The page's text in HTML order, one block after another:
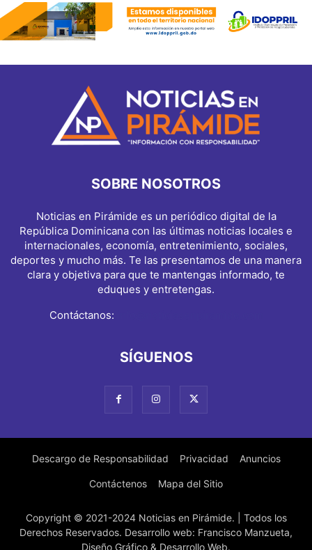
SOBRE NOSOTROS
Noticias en Pirámide es un periódico digital de la
República Dominicana con las últimas noticias locales e
internacionales, economía, entretenimiento, sociales,
deportes y mucho más. Te las presentamos de una manera
clara y objetiva para que te mantengas informado, te
eduques y entretengas.
Contáctanos:
SÍGUENOS
Descargo de Responsabilidad Privacidad Anuncios
Contáctenos Mapa del Sitio
Copyright © 2021-2024 Noticias en Pirámide. | Todos los
Derechos Reservados. Desarrollo web: Francisco Manzueta,
Diseño Gráfico & Desarrollo Web.